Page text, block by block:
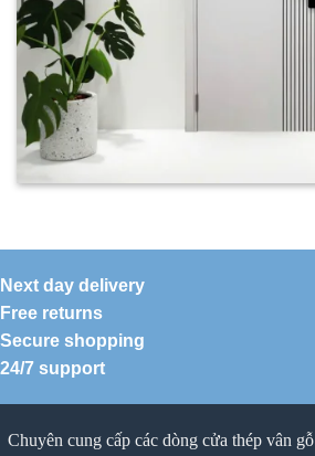
Next day delivery
Free returns
Secure shopping
24/7 support
Chuyên cung cấp các dòng cửa thép vân